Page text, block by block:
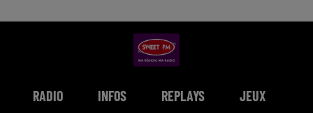
RADIO INFOS REPLAYS JEUX